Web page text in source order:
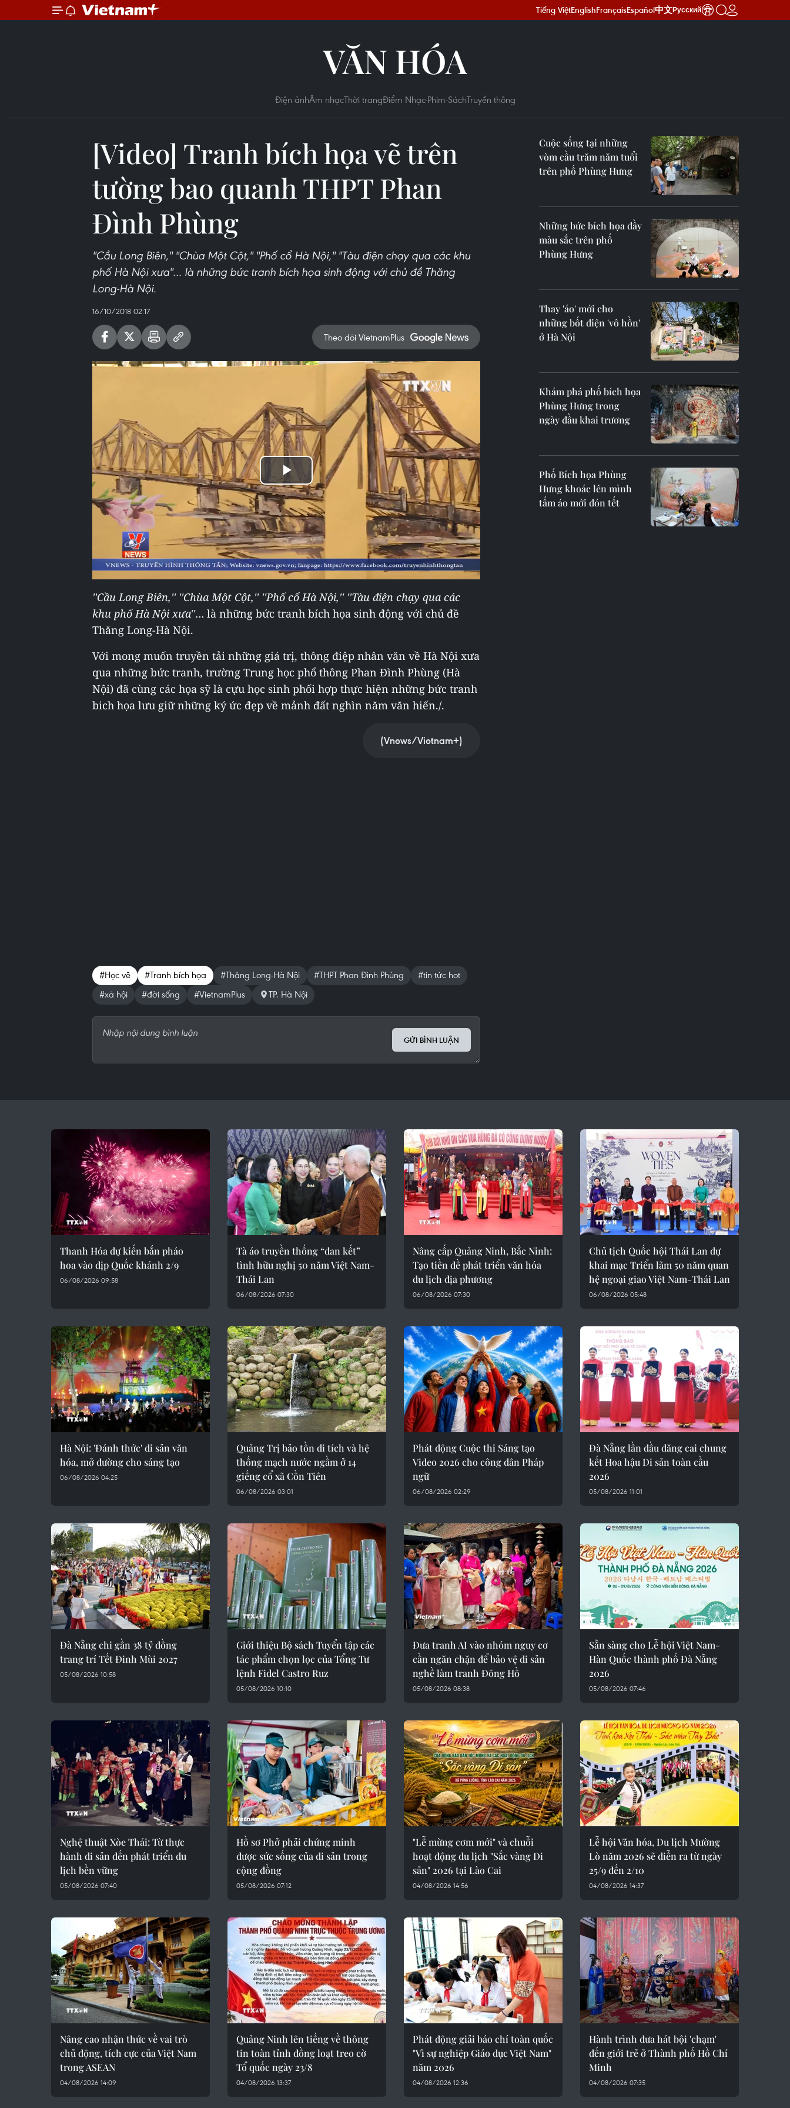
Tiếng ViệtEnglishFrançaisEspañol中文Русский
VĂN HÓA
Điện ảnhÂm nhạcThời trangĐiểm Nhạc-Phim-SáchTruyền thông
[Video] Tranh bích họa vẽ trên
tường bao quanh THPT Phan
Đình Phùng
''Cầu Long Biên,'' ''Chùa Một Cột,'' ''Phố cổ Hà Nội,'' ''Tàu điện chạy qua các khu
phố Hà Nội xưa''… là những bức tranh bích họa sinh động với chủ đề Thăng
Long-Hà Nội.
16/10/2018 02:17
Theo dõi VietnamPlus
Play
Video
''Cầu Long Biên,'' ''Chùa Một Cột,'' ''Phố cổ Hà Nội,'' ''Tàu điện chạy qua các
khu phố Hà Nội xưa''… là những bức tranh bích họa sinh động với chủ đề
Thăng Long-Hà Nội.
Với mong muốn truyền tải những giá trị, thông điệp nhân văn về Hà Nội xưa
qua những bức tranh, trường Trung học phổ thông Phan Đình Phùng (Hà
Nội) đã cùng các họa sỹ là cựu học sinh phối hợp thực hiện những bức tranh
bich họa lưu giữ những ký ức đẹp về mảnh đất nghìn năm văn hiến./.
(Vnews/Vietnam+)
#Học vẽ #Tranh bích họa #Thăng Long-Hà Nội #THPT Phan Đình Phùng
#tin tức hot
#xã hội
#đời sống #VietnamPlus TP. Hà Nội
GỬI BÌNH LUẬN
Cuộc sống tại những
vòm cầu trăm năm tuổi
trên phố Phùng Hưng
Những bức bích họa đầy
màu sắc trên phố
Phùng Hưng
Thay 'áo' mới cho
những bốt điện 'vô hồn'
ở Hà Nội
Khám phá phố bích họa
Phùng Hưng trong
ngày đầu khai trương
Phố Bích họa Phùng
Hưng khoác lên mình
tấm áo mới đón tết
Thanh Hóa dự kiến bắn pháo
hoa vào dịp Quốc khánh 2/9
06/08/2026 09:58
Tà áo truyền thống “đan kết”
tình hữu nghị 50 năm Việt Nam-
Thái Lan
06/08/2026 07:30
Nâng cấp Quảng Ninh, Bắc Ninh:
Tạo tiền đề phát triển văn hóa
du lịch địa phương
06/08/2026 07:30
Chủ tịch Quốc hội Thái Lan dự
khai mạc Triển lãm 50 năm quan
hệ ngoại giao Việt Nam-Thái Lan
06/08/2026 05:48
Hà Nội: 'Đánh thức' di sản văn
hóa, mở đường cho sáng tạo
06/08/2026 04:25
Quảng Trị bảo tồn di tích và hệ
thống mạch nước ngầm ở 14
giếng cổ xã Cồn Tiên
06/08/2026 03:01
Phát động Cuộc thi Sáng tạo
Video 2026 cho công dân Pháp
ngữ
06/08/2026 02:29
Đà Nẵng lần đầu đăng cai chung
kết Hoa hậu Di sản toàn cầu
2026
05/08/2026 11:01
Đà Nẵng chi gần 38 tỷ đồng
trang trí Tết Đinh Mùi 2027
05/08/2026 10:58
Giới thiệu Bộ sách Tuyển tập các
tác phẩm chọn lọc của Tổng Tư
lệnh Fidel Castro Ruz
05/08/2026 10:10
Đưa tranh AI vào nhóm nguy cơ
cần ngăn chặn để bảo vệ di sản
nghề làm tranh Đông Hồ
05/08/2026 08:38
Sẵn sàng cho Lễ hội Việt Nam-
Hàn Quốc thành phố Đà Nẵng
2026
05/08/2026 07:46
Nghệ thuật Xòe Thái: Từ thực
hành di sản đến phát triển du
lịch bền vững
05/08/2026 07:40
Hồ sơ Phở phải chứng minh
được sức sống của di sản trong
cộng đồng
05/08/2026 07:12
"Lễ mừng cơm mới" và chuỗi
hoạt động du lịch "Sắc vàng Di
sản" 2026 tại Lào Cai
04/08/2026 14:56
Lễ hội Văn hóa, Du lịch Mường
Lò năm 2026 sẽ diễn ra từ ngày
25/9 đến 2/10
04/08/2026 14:37
Nâng cao nhận thức về vai trò
chủ động, tích cực của Việt Nam
trong ASEAN
04/08/2026 14:09
Quảng Ninh lên tiếng về thông
tin toàn tỉnh đồng loạt treo cờ
Tổ quốc ngày 23/8
04/08/2026 13:37
Phát động giải báo chí toàn quốc
"Vì sự nghiệp Giáo dục Việt Nam"
năm 2026
04/08/2026 12:36
Hành trình đưa hát bội 'chạm'
đến giới trẻ ở Thành phố Hồ Chí
Minh
04/08/2026 07:35